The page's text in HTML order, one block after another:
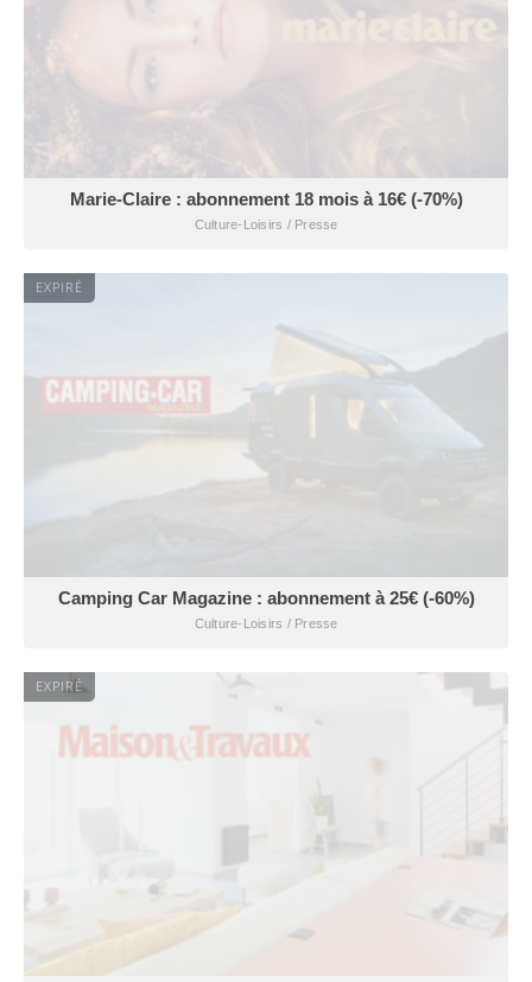
Marie-Claire : abonnement 18 mois à 16€ (-70%)
Culture-Loisirs / Presse
EXPIRÉ
Camping Car Magazine : abonnement à 25€ (-60%)
Culture-Loisirs / Presse
EXPIRÉ